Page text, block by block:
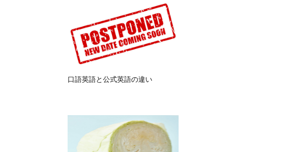
口語英語と公式英語の違い